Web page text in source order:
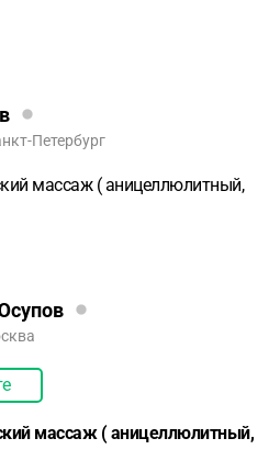
Петербург
массаж ( аницеллюлитный,
массаж ( аницеллюлитный,